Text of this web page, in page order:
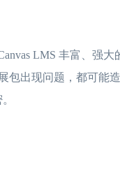
LMS 丰富、强
出现问题，都可能造